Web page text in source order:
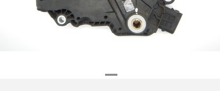
その他（20）
スウェーデン車（20）